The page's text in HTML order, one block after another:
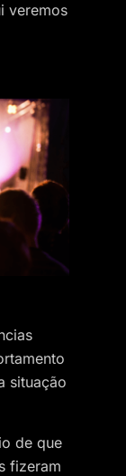
veremos
situação
de que
fizeram